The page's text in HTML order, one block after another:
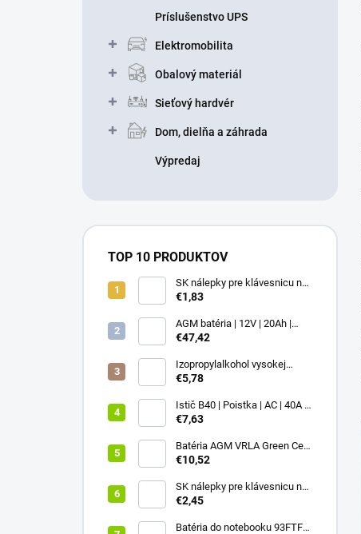
Príslušenstvo UPS
Elektromobilita
Obalový materiál
Sieťový hardvér
Dom, dielňa a záhrada
Výpredaj
TOP 10 PRODUKTOV
SK nálepky pre klávesnicu na
notebook a PC 13 x 13
€1,83
AGM batéria | 12V | 20Ah |
Bezúdržbové | Efektívna |
€47,42
Izopropylalkohol vysokej
čistoty IPA 99,9% 1000 ml –
prostriedok pre elektroniku a
optiku
€5,78
Istič B40 | Poistka | AC | 40A |
3P
€7,63
Batéria AGM VRLA Green Cell
12V 1.2Ah
€10,52
SK nálepky pre klávesnicu na
notebook a PC 13 x 13+UV
€2,45
Batéria do notebooku 93FTF